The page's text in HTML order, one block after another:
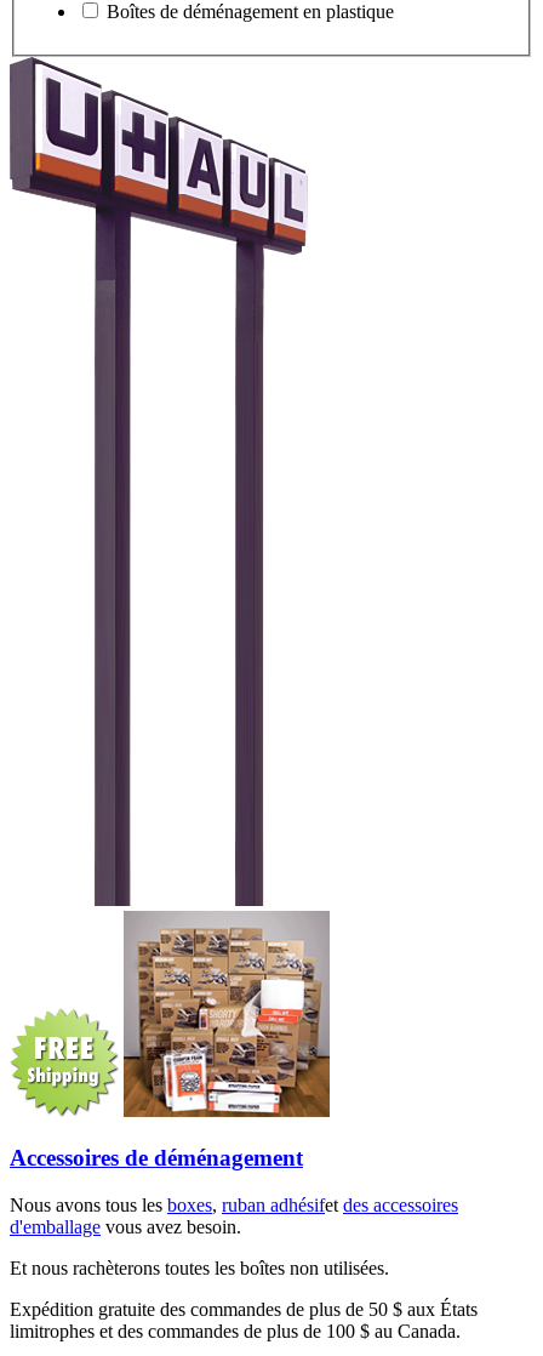
Boîtes de déménagement en plastique
Accessoires de déménagement
Nous avons tous les boxes, ruban adhésifet des accessoires
d'emballage vous avez besoin.
Et nous rachèterons toutes les boîtes non utilisées.
Expédition gratuite des commandes de plus de 50 $ aux États
limitrophes et des commandes de plus de 100 $ au Canada.